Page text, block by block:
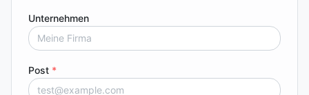
Unternehmen
Post *